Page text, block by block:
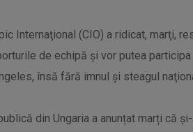
Internaţional (CIO) a ridicat, marţi,
de echipă şi vor putea
însă fără imnul şi steagul
din Ungaria a anunțat marți că